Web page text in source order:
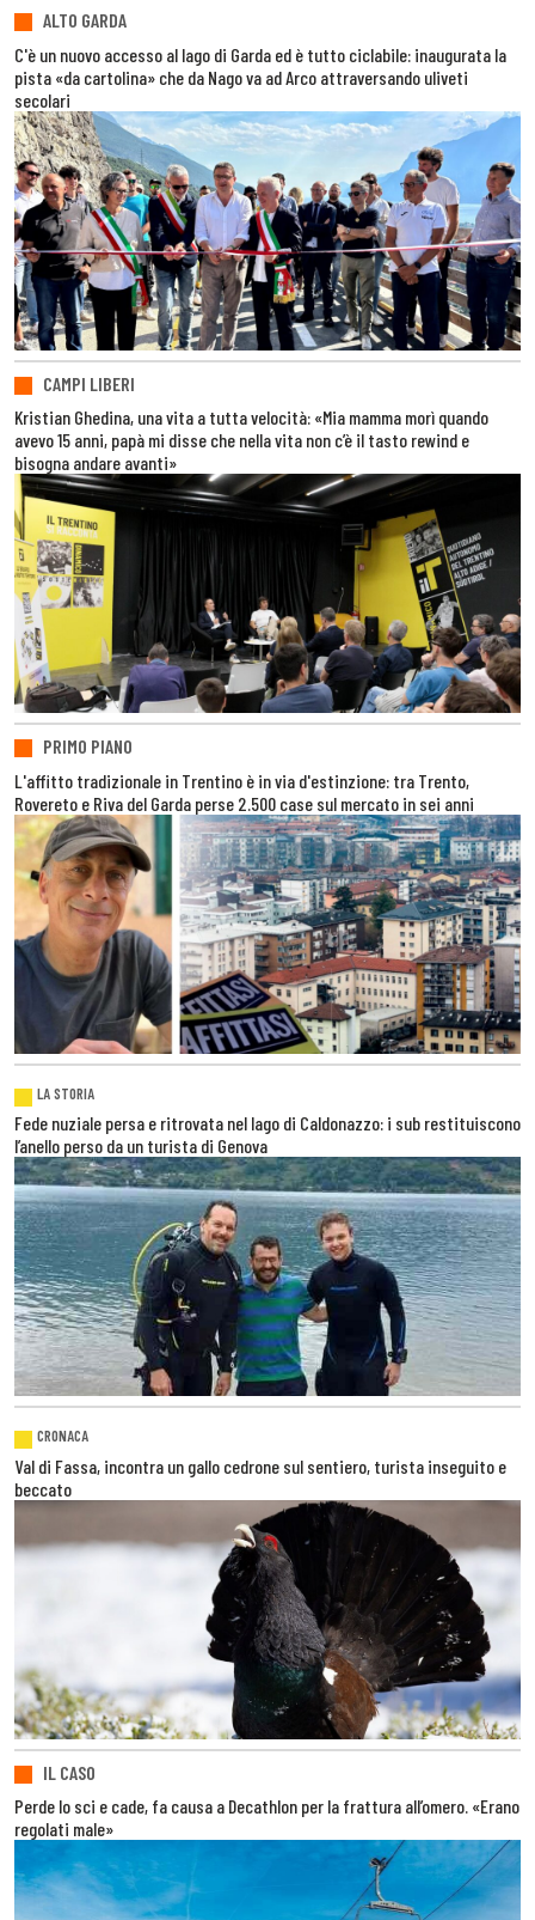
ALTO GARDA
C'è un nuovo accesso al lago di Garda ed è tutto ciclabile: inaugurata la
pista «da cartolina» che da Nago va ad Arco attraversando uliveti
secolari
CAMPI LIBERI
Kristian Ghedina, una vita a tutta velocità: «Mia mamma morì quando
avevo 15 anni, papà mi disse che nella vita non c’è il tasto rewind e
bisogna andare avanti»
PRIMO PIANO
L'affitto tradizionale in Trentino è in via d'estinzione: tra Trento,
Rovereto e Riva del Garda perse 2.500 case sul mercato in sei anni
LA STORIA
Fede nuziale persa e ritrovata nel lago di Caldonazzo: i sub restituiscono
l’anello perso da un turista di Genova
CRONACA
Val di Fassa, incontra un gallo cedrone sul sentiero, turista inseguito e
beccato
IL CASO
Perde lo sci e cade, fa causa a Decathlon per la frattura all’omero. «Erano
regolati male»